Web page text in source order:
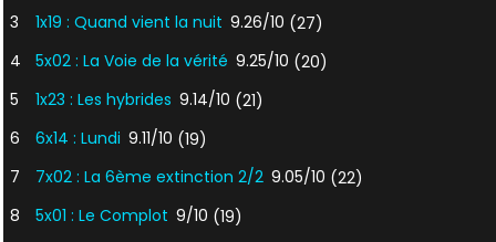
3
1x19 : Quand vient la nuit 9.26/10 (27)
4
5x02 : La Voie de la vérité 9.25/10 (20)
5
1x23 : Les hybrides 9.14/10 (21)
6
6x14 : Lundi 9.11/10 (19)
7
7x02 : La 6ème extinction 2/2 9.05/10 (22)
8
5x01 : Le Complot 9/10 (19)